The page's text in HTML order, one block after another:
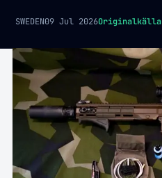
SWEDEN09 Jul 2026Originalkälla